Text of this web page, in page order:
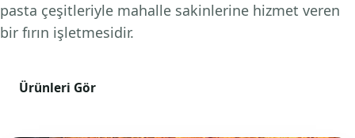
pasta çeşitleriyle mahalle sakinlerine hizmet veren
bir fırın işletmesidir.
Ürünleri Gör